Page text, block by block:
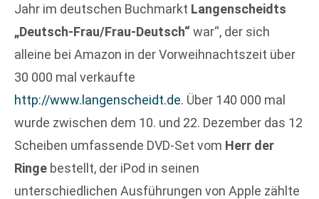
Jahr im deutschen Buchmarkt Langenscheidts
„Deutsch-Frau/Frau-Deutsch“ war“, der sich
alleine bei Amazon in der Vorweihnachtszeit über
30 000 mal verkaufte
http://www.langenscheidt.de. Über 140 000 mal
wurde zwischen dem 10. und 22. Dezember das 12
Scheiben umfassende DVD-Set vom Herr der
Ringe bestellt, der iPod in seinen
unterschiedlichen Ausführungen von Apple zählte